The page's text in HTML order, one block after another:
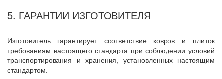
5. ГАРАНТИИ ИЗГОТОВИТЕЛЯ
Изготовитель гарантирует соответствие ковров и плиток
требованиям настоящего стандарта при соблюдении условий
транспортирования и хранения, установленных настоящим
стандартом.